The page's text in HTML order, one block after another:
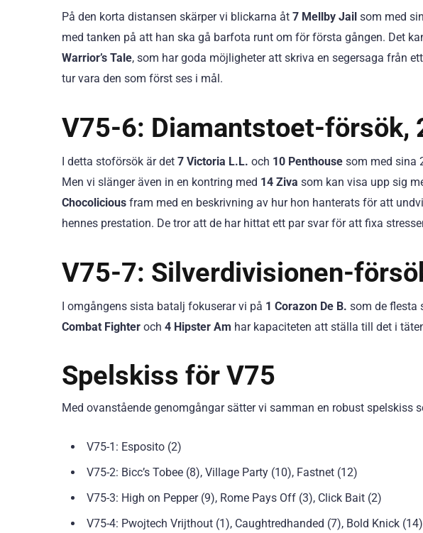
På den korta distansen skärper vi blickarna åt 7 Mellby Jail som med
med tanken på att han ska gå barfota runt om för första gången. Det
Warrior’s Tale, som har goda möjligheter att skriva en segersaga från
tur vara den som först ses i mål.
V75-6: Diamantstoet-försök,
I detta stoförsök är det 7 Victoria L.L. och 10 Penthouse som med sina
Men vi slänger även in en kontring med 14 Ziva som kan visa upp sig
Chocolicious fram med en beskrivning av hur hon hanterats för att
hennes prestation. De tror att de har hittat ett par svar för att fixa
V75-7: Silverdivisionen-
I omgångens sista batalj fokuserar vi på 1 Corazon De B. som de flesta
Combat Fighter och 4 Hipster Am har kapaciteten att ställa till det i
Spelskiss för V75
Med ovanstående genomgångar sätter vi samman en robust spelskiss
V75-1: Esposito (2)
V75-2: Bicc’s Tobee (8), Village Party (10), Fastnet (12)
V75-3: High on Pepper (9), Rome Pays Off (3), Click Bait (2)
V75-4: Pwojtech Vrijthout (1), Caughtredhanded (7), Bold Knick (14)